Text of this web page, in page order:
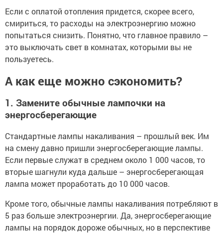
Если с оплатой отопления придется, скорее всего,
смириться, то расходы на электроэнергию можно
попытаться снизить. Понятно, что главное правило –
это выключать свет в комнатах, которыми вы не
пользуетесь.
А как еще можно сэкономить?
1. Замените обычные лампочки на
энергосберегающие
Стандартные лампы накаливания – прошлый век. Им
на смену давно пришли энергосберегающие лампы.
Если первые служат в среднем около 1 000 часов, то
вторые шагнули куда дальше – энергосберегающая
лампа может проработать до 10 000 часов.
Кроме того, обычные лампы накаливания потребляют в
5 раз больше электроэнергии. Да, энергосберегающие
лампы на порядок дороже обычных, но в перспективе